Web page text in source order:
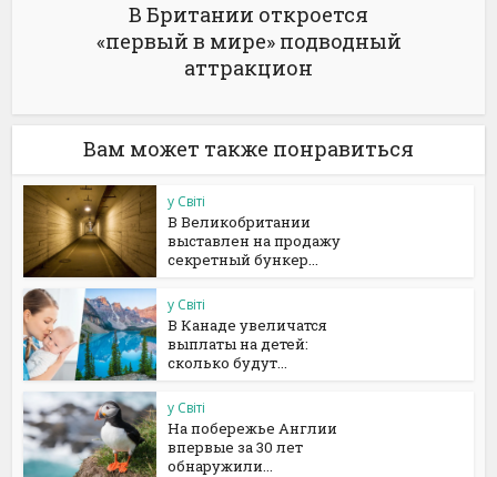
В Британии откроется
«первый в мире» подводный
аттракцион
Вам может также понравиться
у Світі
В Великобритании
выставлен на продажу
секретный бункер...
у Світі
В Канаде увеличатся
выплаты на детей:
сколько будут...
у Світі
На побережье Англии
впервые за 30 лет
обнаружили...